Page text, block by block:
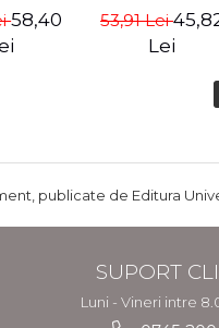
sa-ti
58,40
Gabriel I.
53,91 Lei
Lei
publicate de Editura
SUPORT
Luni - Vineri intre